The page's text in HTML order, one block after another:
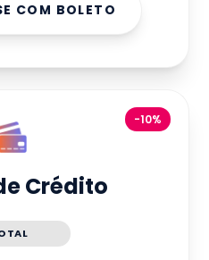
COM BOLETO
-10%
Crédito